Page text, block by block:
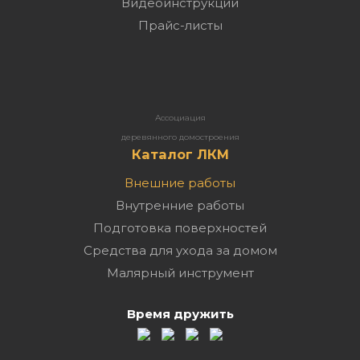
Прайс-листы
Ассоциация
деревянного домостроения
Каталог ЛКМ
Внешние работы
Внутренние работы
Подготовка поверхностей
Средства для ухода за домом
Малярный инструмент
Время дружить